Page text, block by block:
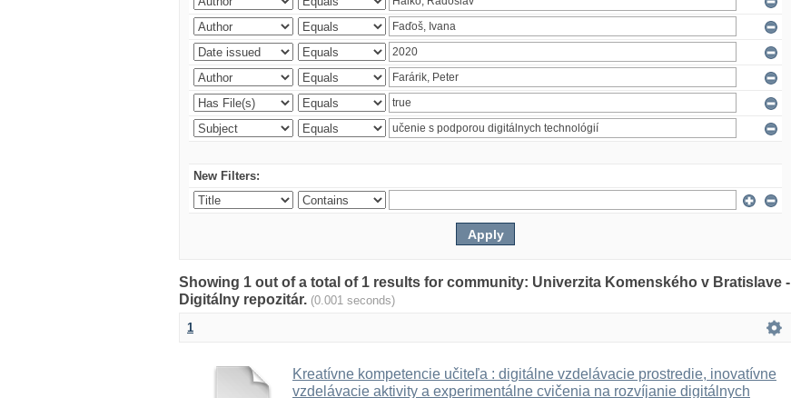
New Filters:
Showing 1 out of a total of 1 results for community: Univerzita Komenského v Bratislave -
Digitálny repozitár. (0.001 seconds)
1
Kreatívne kompetencie učiteľa : digitálne vzdelávacie prostredie, inovatívne
vzdelávacie aktivity a experimentálne cvičenia na rozvíjanie digitálnych